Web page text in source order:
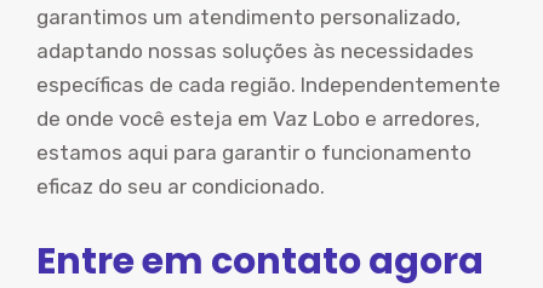
garantimos um atendimento personalizado,
adaptando nossas soluções às necessidades
específicas de cada região. Independentemente
de onde você esteja em Vaz Lobo e arredores,
estamos aqui para garantir o funcionamento
eficaz do seu ar condicionado.
Entre em contato agora